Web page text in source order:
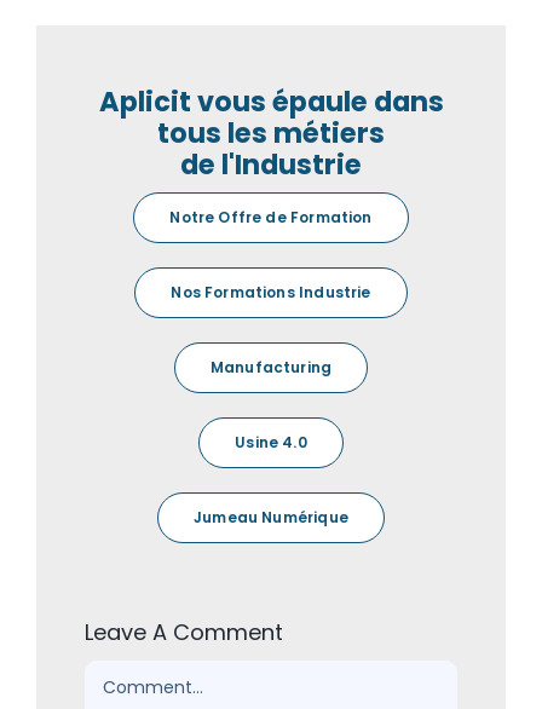
Aplicit vous épaule dans
tous les métiers
de l'Industrie
Notre Offre de Formation
Nos Formations Industrie
Manufacturing
Usine 4.0
Jumeau Numérique
Leave A Comment
Comment